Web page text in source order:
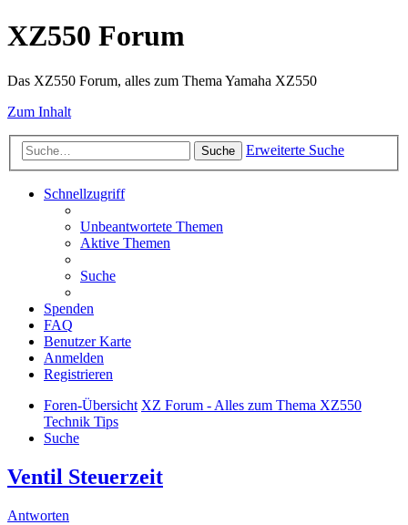
XZ550 Forum
Das XZ550 Forum, alles zum Thema Yamaha XZ550
Zum Inhalt
Suche Erweiterte Suche
Schnellzugriff
Unbeantwortete Themen
Aktive Themen
Suche
Spenden
FAQ
Benutzer Karte
Anmelden
Registrieren
Foren-Übersicht XZ Forum - Alles zum Thema XZ550
Technik Tips
Suche
Ventil Steuerzeit
Antworten